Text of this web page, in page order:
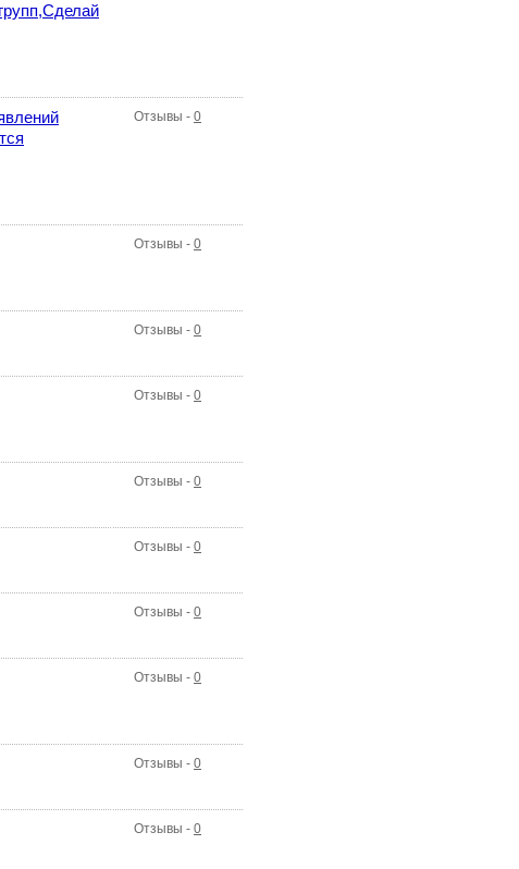
Отзывы - 0
Отзывы - 0
Отзывы - 0
Отзывы - 0
Отзывы - 0
Отзывы - 0
Отзывы - 0
Отзывы - 0
Отзывы - 0
Отзывы - 0